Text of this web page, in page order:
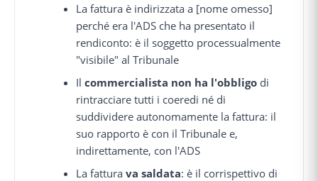
La fattura è indirizzata a [nome omesso]
perché era l'ADS che ha presentato il
rendiconto: è il soggetto processualmente
"visibile" al Tribunale
Ilcommercialista non ha l'obbligo di
rintracciare tutti i coeredi né di
suddividere autonomamente la fattura: il
suo rapporto è con il Tribunale e,
indirettamente, con l'ADS
La fatturava saldata: è il corrispettivo di